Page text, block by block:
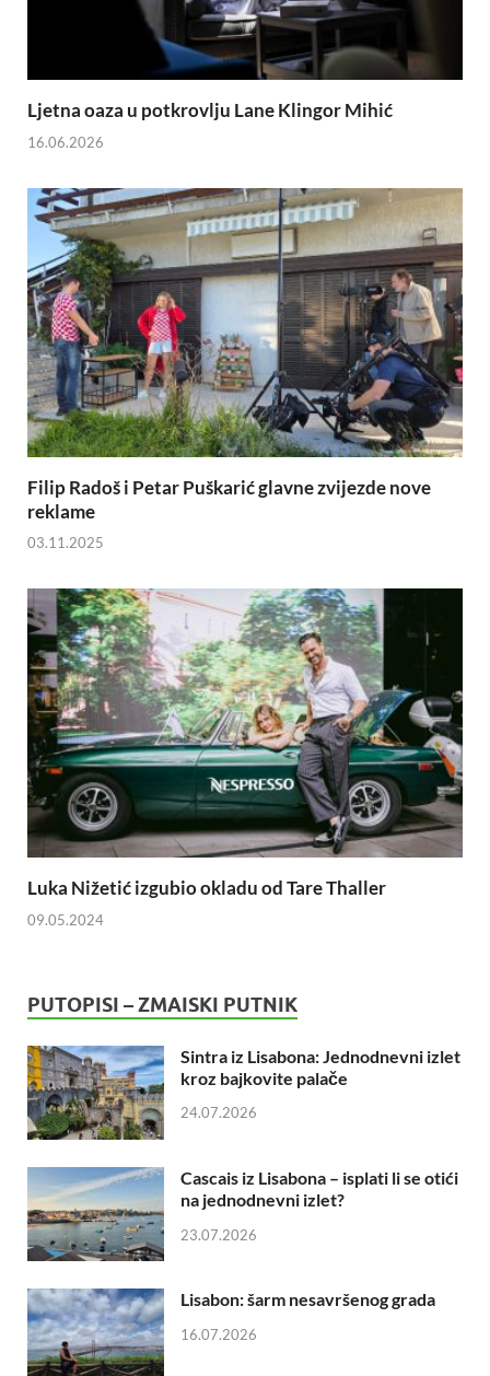
Ljetna oaza u potkrovlju Lane Klingor Mihić
16.06.2026
Filip Radoš i Petar Puškarić glavne zvijezde nove
reklame
03.11.2025
Luka Nižetić izgubio okladu od Tare Thaller
09.05.2024
PUTOPISI – ZMAISKI PUTNIK
Sintra iz Lisabona: Jednodnevni izlet
kroz bajkovite palače
24.07.2026
Cascais iz Lisabona – isplati li se otići
na jednodnevni izlet?
23.07.2026
Lisabon: šarm nesavršenog grada
16.07.2026